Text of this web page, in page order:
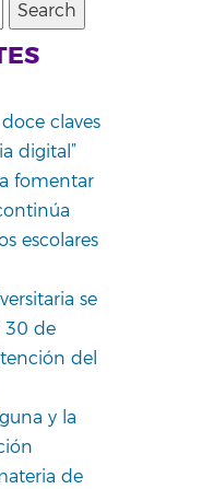
claves
digital”
fomentar
escolares
se
30 de
del
y la
de